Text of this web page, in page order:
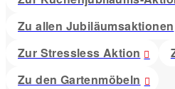
Zu allen Jubiläumsaktionen
Zur Stressless Aktion
Zu den Gartenmöbeln